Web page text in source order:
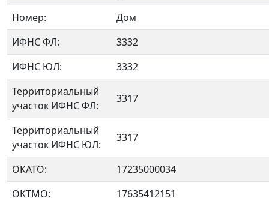
Номер:
Дом
ИФНС ФЛ:
3332
ИФНС ЮЛ:
3332
Территориальный
участок ИФНС ФЛ:
3317
Территориальный
участок ИФНС ЮЛ:
3317
ОКАТО:
17235000034
OKTMO:
17635412151